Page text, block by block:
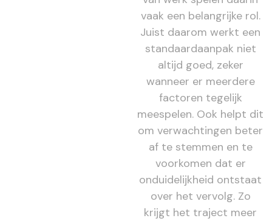
vaak een belangrijke rol.
Juist daarom werkt een
standaardaanpak niet
altijd goed, zeker
wanneer er meerdere
factoren tegelijk
meespelen. Ook helpt dit
om verwachtingen beter
af te stemmen en te
voorkomen dat er
onduidelijkheid ontstaat
over het vervolg. Zo
krijgt het traject meer